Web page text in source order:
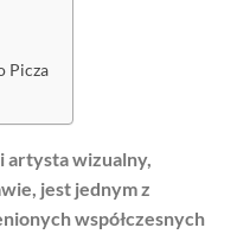
Picza
artysta wizualny,
jest jednym z
współczesnych